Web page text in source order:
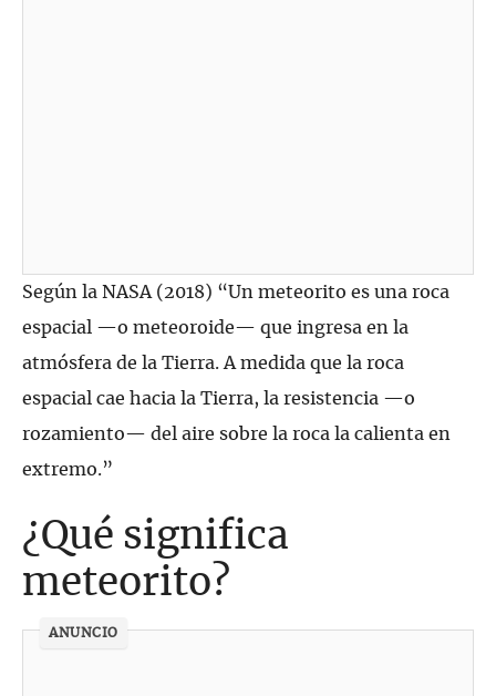
Según la NASA (2018) “Un meteorito es una roca
espacial —o meteoroide— que ingresa en la
atmósfera de la Tierra. A medida que la roca
espacial cae hacia la Tierra, la resistencia —o
rozamiento— del aire sobre la roca la calienta en
extremo.”
¿Qué significa
meteorito?
ANUNCIO